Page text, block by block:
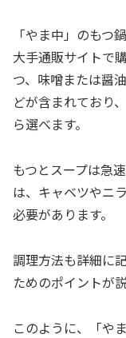
「やま中」のもつ
大手通販サイトで
つ、味噌または醤
どが含まれており
ら選べます。
もつとスープは急
は、キャベツやニ
必要があります。
調理方法も詳細に
ためのポイントが
このように、「や